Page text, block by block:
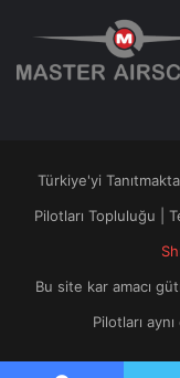
Türkiye'yi
Pilotları Topluluğu |
Bu site kar amacı
Pilotları